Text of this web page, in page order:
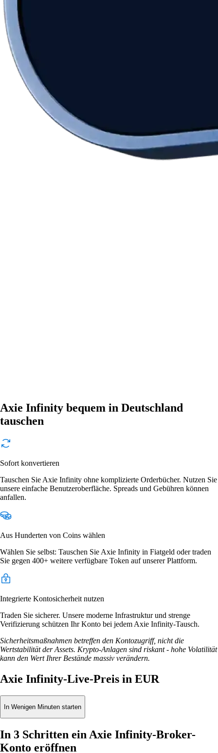
Axie Infinity bequem in Deutschland
tauschen
Sofort konvertieren
Tauschen Sie Axie Infinity ohne komplizierte Orderbücher. Nutzen Sie
unsere einfache Benutzeroberfläche. Spreads und Gebühren können
anfallen.
Aus Hunderten von Coins wählen
Wählen Sie selbst: Tauschen Sie Axie Infinity in Fiatgeld oder traden
Sie gegen 400+ weitere verfügbare Token auf unserer Plattform.
Integrierte Kontosicherheit nutzen
Traden Sie sicherer. Unsere moderne Infrastruktur und strenge
Verifizierung schützen Ihr Konto bei jedem Axie Infinity-Tausch.
Sicherheitsmaßnahmen betreffen den Kontozugriff, nicht die
Wertstabilität der Assets. Krypto-Anlagen sind riskant - hohe Volatilität
kann den Wert Ihrer Bestände massiv verändern.
Axie Infinity-Live-Preis in EUR
In Wenigen Minuten starten
In 3 Schritten ein Axie Infinity-Broker-
Konto eröffnen